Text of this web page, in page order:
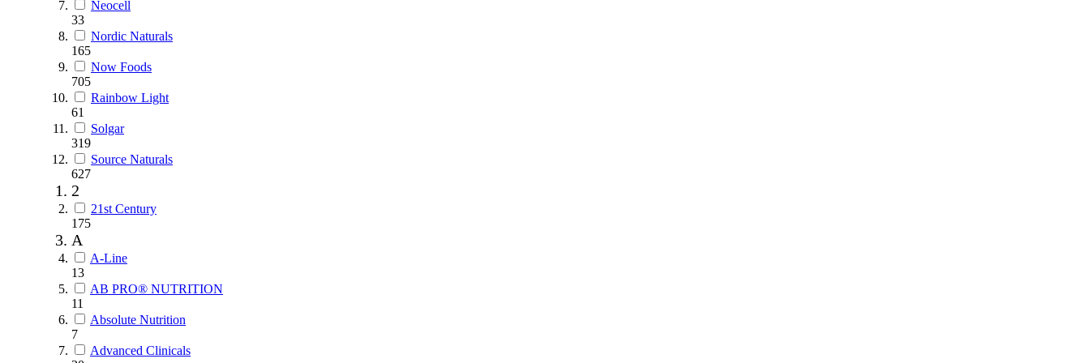
Neocell
33
Nordic Naturals
165
Now Foods
705
Rainbow Light
61
Solgar
319
Source Naturals
627
2
21st Century
175
A
A-Line
13
AB PRO® NUTRITION
11
Absolute Nutrition
7
Advanced Clinicals